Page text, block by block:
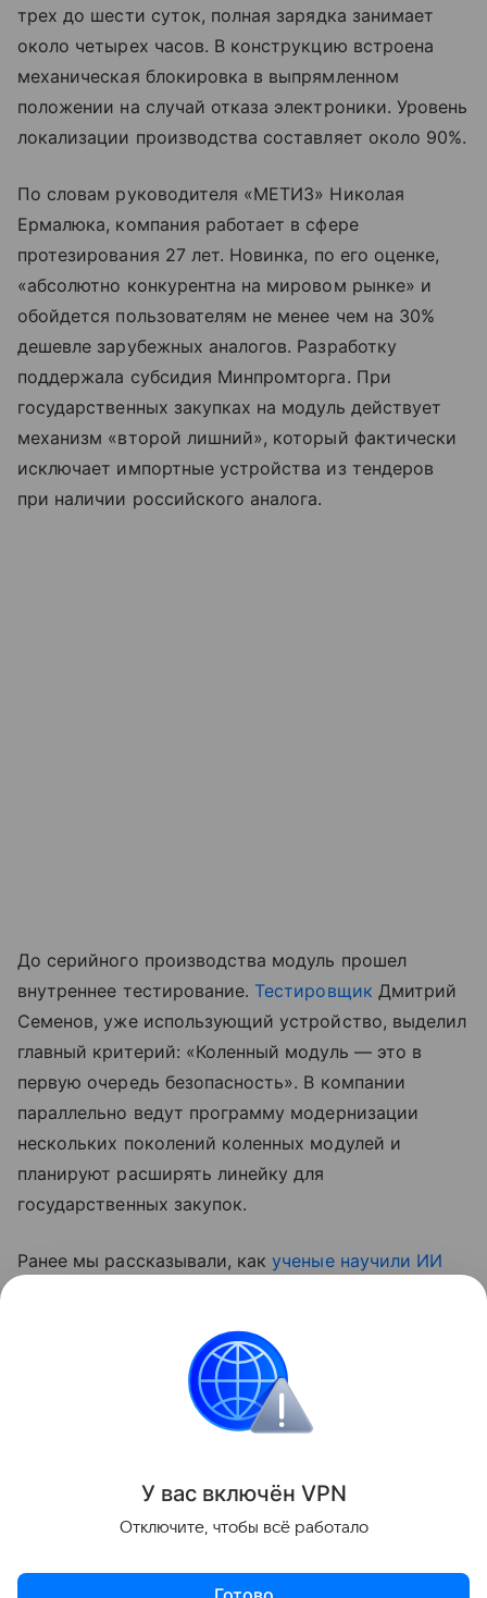
трех до шести суток, полная зарядка занимает
около четырех часов. В конструкцию встроена
механическая блокировка в выпрямленном
положении на случай отказа электроники. Уровень
локализации производства составляет около 90%.
По словам руководителя «МЕТИЗ» Николая
Ермалюка, компания работает в сфере
протезирования 27 лет. Новинка, по его оценке,
«абсолютно конкурентна на мировом рынке» и
обойдется пользователям не менее чем на 30%
дешевле зарубежных аналогов. Разработку
поддержала субсидия Минпромторга. При
государственных закупках на модуль действует
механизм «второй лишний», который фактически
исключает импортные устройства из тендеров
при наличии российского аналога.
До серийного производства модуль прошел
внутреннее тестирование. Тестировщик Дмитрий
Семенов, уже использующий устройство, выделил
главный критерий: «Коленный модуль — это в
первую очередь безопасность». В компании
параллельно ведут программу модернизации
нескольких поколений коленных модулей и
планируют расширять линейку для
государственных закупок.
Ранее мы рассказывали, какученые научили ИИ
управлению протезами.
Поделиться
У вас включён VPN
Отключите, чтобы всё работало